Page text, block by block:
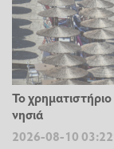
Το
νησιά
2026-08-10